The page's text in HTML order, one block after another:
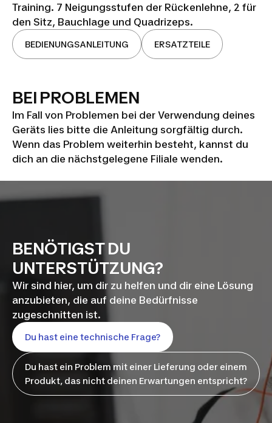
Training. 7 Neigungsstufen der Rückenlehne, 2 für
den Sitz, Bauchlage und Quadrizeps.
BEDIENUNGSANLEITUNG ERSATZTEILE
BEI PROBLEMEN
Im Fall von Problemen bei der Verwendung deines
Geräts lies bitte die Anleitung sorgfältig durch.
Wenn das Problem weiterhin besteht, kannst du
dich an die nächstgelegene Filiale wenden.
BENÖTIGST DU
UNTERSTÜTZUNG?
Wir sind hier, um dir zu helfen und dir eine Lösung
anzubieten, die auf deine Bedürfnisse
zugeschnitten ist.
Du hast eine technische Frage?
Du hast ein Problem mit einer Lieferung oder einem
Produkt, das nicht deinen Erwartungen entspricht?